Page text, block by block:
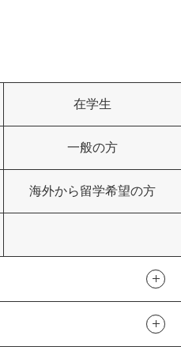
在学生
一般の方
海外から留学希望の方